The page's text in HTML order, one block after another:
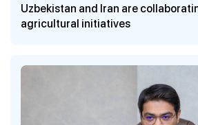
Uzbekistan and Iran are
agricultural initiatives